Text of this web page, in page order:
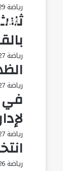
رياضة29
رياضة27
رياضة27
في
رياضة27
رياضة26